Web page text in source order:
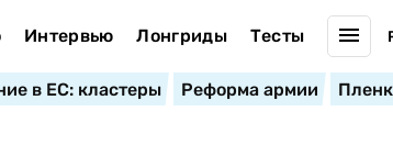
Интервью Лонгриды Тесты
в ЕС: кластеры Реформа армии